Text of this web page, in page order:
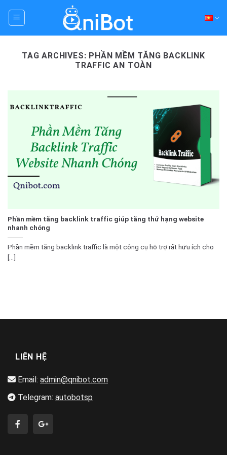
TAG ARCHIVES: PHẦN MỀM TĂNG BACKLINK
TRAFFIC AN TOÀN
Phần mềm tăng backlink traffic giúp tăng thứ hạng website
nhanh chóng
Phần mềm tăng backlink traffic là một công cụ hỗ trợ rất hữu ích cho
[...]
LIÊN HỆ
Email: admin@qnibot.com
Telegram: autobotsp